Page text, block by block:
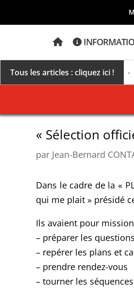
A
U
E
I
L
Tous les articles : cliquez ici !
millésime des extrêmes »
« Sélection
par Jean-Bernard
Dans le cadre de la «
qui me plait » présidé
Ils avaient pour
– préparer les questions
– repérer les plans et
– prendre rendez-vous
– tourner les